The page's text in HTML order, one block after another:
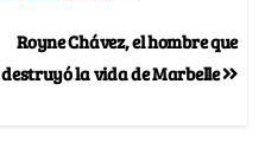
Royne Chávez, el hombre que
destruyó la vida de Marbelle